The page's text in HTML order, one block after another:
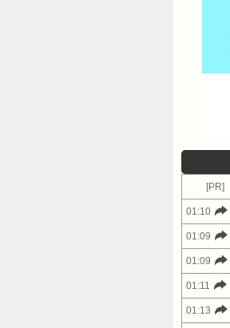
[PR]
01:10
01:09
01:09
01:11
01:13